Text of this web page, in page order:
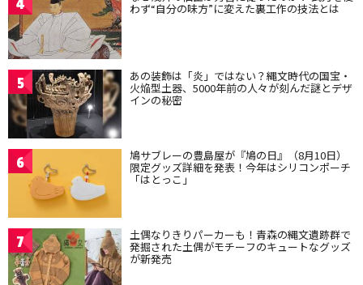
4 わず“自分の味方”に変えた裏工作の技法とは
5 あの装飾は「炎」ではない？縄文時代の国宝・
火焔型土器、5000年前の人々が刻んだ謎とデザ
インの秘密
6 鳩サブレーの豊島屋が『鳩の日』（8月10日）
限定グッズ詳細を発表！今年はシリコンポーチ
「はとっこ」
7 土偶なりきりパーカーも！青森の縄文遺跡群で
発掘された土偶がモチーフのキュートなグッズ
が新発売